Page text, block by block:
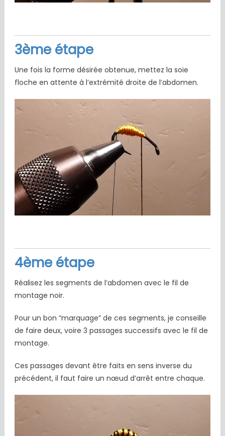
3ème étape
Une fois la forme désirée obtenue, mettez la soie
floche en attente à l’extrémité droite de l’abdomen.
4ème étape
Réalisez les segments de l’abdomen avec le fil de
montage noir.
Pour un bon “marquage” de ces segments, je conseille
de faire deux, voire 3 passages successifs avec le fil de
montage.
Ces passages devant être faits en sens inverse du
précédent, il faut faire un nœud d’arrêt entre chaque.